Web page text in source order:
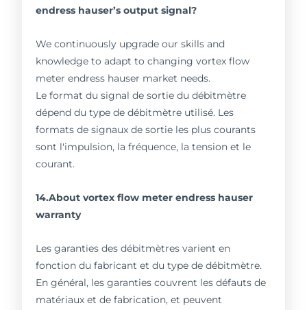
endress hauser’s output signal?
We continuously upgrade our skills and
knowledge to adapt to changing vortex flow
meter endress hauser market needs.
Le format du signal de sortie du débitmètre
dépend du type de débitmètre utilisé. Les
formats de signaux de sortie les plus courants
sont l'impulsion, la fréquence, la tension et le
courant.
14.About vortex flow meter endress hauser
warranty
Les garanties des débitmètres varient en
fonction du fabricant et du type de débitmètre.
En général, les garanties couvrent les défauts de
matériaux et de fabrication, et peuvent